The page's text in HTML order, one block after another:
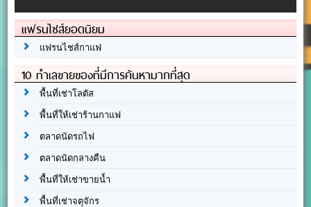
แฟรนไชส์ยอดนิยม
แฟรนไชส์กาแฟ
10 ทำเลขายของที่มีการค้นหามากที่สุด
พื้นที่เช่าโลตัส
พื้นที่ให้เช่าร้านกาแฟ
ตลาดนัดรถไฟ
ตลาดนัดกลางคืน
พื้นที่ให้เช่าขายน้ำ
พื้นที่เช่าจตุจักร